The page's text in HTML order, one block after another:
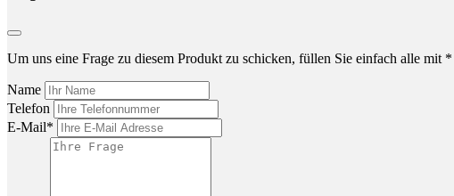
Um uns eine Frage zu diesem Produkt zu schicken, füllen Sie einfach alle mit
Name
Telefon
E-Mail*